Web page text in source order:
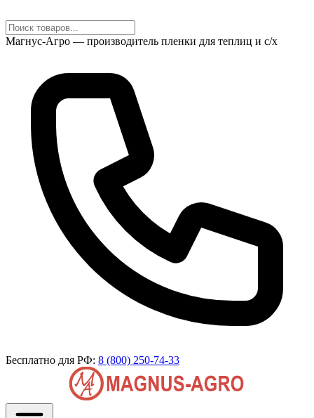
Магнус-Агро — производитель пленки для теплиц и с/х
Бесплатно для РФ: 8 (800) 250-74-33